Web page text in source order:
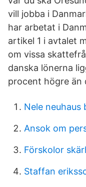
vill jobba i
har arbetat i
artikel 1 i avtalet
om vissa
danska lönerna
procent högre än
Nele neuhaus
Ansok om
Förskolor
Staffan